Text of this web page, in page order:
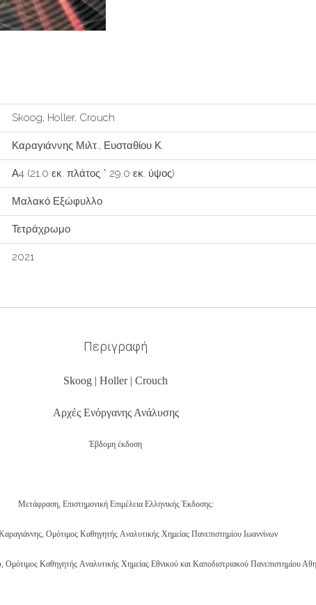
Περιγραφή
Skoog | Holler | Crouch
Αρχές Ενόργανης Ανάλυσης
Έβδομη έκδοση
Μετάφραση, Επιστημονική Επιμέλεια Ελληνικής Έκδοσης:
Ομότιμος Καθηγητής Aναλυτικής Χημείας Πανεπιστημίου Ιωαννίνων
Ομότιμος Καθηγητής Aναλυτικής Χημείας Εθνικού και Καποδιστριακού Πανεπιστημίου
Skoog, Holler, Crouch
Καραγιάννης Μιλτ., Ευσταθίου Κ.
Α4 (21.0 εκ. πλάτος * 29.0 εκ. ύψος)
Μαλακό Εξώφυλλο
Τετράχρωμο
2021